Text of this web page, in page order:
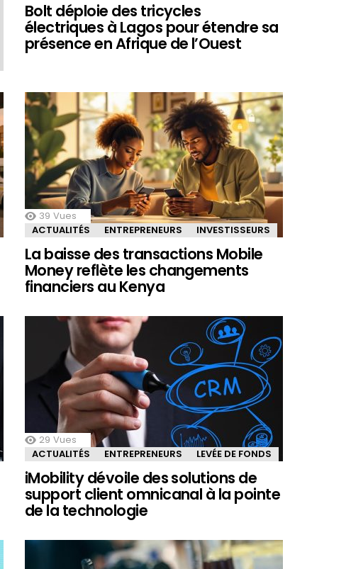
Bolt déploie des tricycles
électriques à Lagos pour étendre sa
présence en Afrique de l’Ouest
39 Vues
ACTUALITÉS
ENTREPRENEURS INVESTISSEURS
La baisse des transactions Mobile
Money reflète les changements
financiers au Kenya
29 Vues
ACTUALITÉS
ENTREPRENEURS LEVÉE DE FONDS
iMobility dévoile des solutions de
support client omnicanal à la pointe
de la technologie